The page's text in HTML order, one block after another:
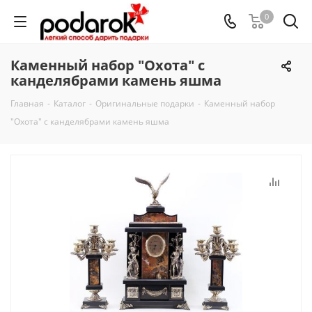
0
Каменный набор "Охота" с
канделябрами камень яшма
Главная - Каталог - Оригинальные подарки - Каменный набор
"Охота" с канделябрами камень яшма